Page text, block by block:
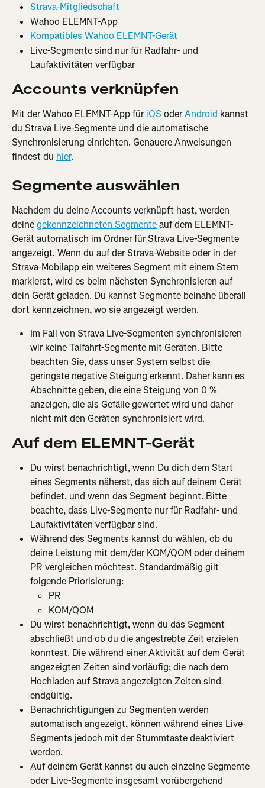
Strava-Mitgliedschaft
Wahoo ELEMNT-App
Kompatibles Wahoo ELEMNT-Gerät
Live-Segmente sind nur für Radfahr- und
Laufaktivitäten verfügbar
Accounts verknüpfen
Mit der Wahoo ELEMNT-App für iOS oder Android kannst
du Strava Live-Segmente und die automatische
Synchronisierung einrichten. Genauere Anweisungen
findest du hier.
Segmente auswählen
Nachdem du deine Accounts verknüpft hast, werden
deine gekennzeichneten Segmente auf dem ELEMNT-
Gerät automatisch im Ordner für Strava Live-Segmente
angezeigt. Wenn du auf der Strava-Website oder in der
Strava-Mobilapp ein weiteres Segment mit einem Stern
markierst, wird es beim nächsten Synchronisieren auf
dein Gerät geladen. Du kannst Segmente beinahe überall
dort kennzeichnen, wo sie angezeigt werden.
Im Fall von Strava Live-Segmenten synchronisieren
wir keine Talfahrt-Segmente mit Geräten. Bitte
beachten Sie, dass unser System selbst die
geringste negative Steigung erkennt. Daher kann es
Abschnitte geben, die eine Steigung von 0 %
anzeigen, die als Gefälle gewertet wird und daher
nicht mit den Geräten synchronisiert wird.
Auf dem ELEMNT-Gerät
Du wirst benachrichtigt, wenn Du dich dem Start
eines Segments näherst, das sich auf deinem Gerät
befindet, und wenn das Segment beginnt. Bitte
beachte, dass Live-Segmente nur für Radfahr- und
Laufaktivitäten verfügbar sind.
Während des Segments kannst du wählen, ob du
deine Leistung mit dem/der KOM/QOM oder deinem
PR vergleichen möchtest. Standardmäßig gilt
folgende Priorisierung:
PR
KOM/QOM
Du wirst benachrichtigt, wenn du das Segment
abschließt und ob du die angestrebte Zeit erzielen
konntest. Die während einer Aktivität auf dem Gerät
angezeigten Zeiten sind vorläufig; die nach dem
Hochladen auf Strava angezeigten Zeiten sind
endgültig.
Benachrichtigungen zu Segmenten werden
automatisch angezeigt, können während eines Live-
Segments jedoch mit der Stummtaste deaktiviert
werden.
Auf deinem Gerät kannst du auch einzelne Segmente
oder Live-Segmente insgesamt vorübergehend